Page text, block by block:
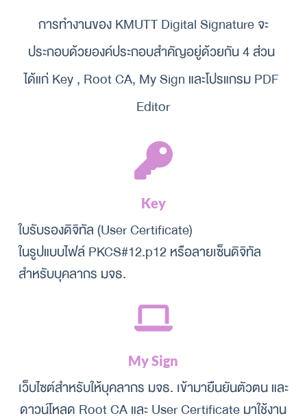
การทำงานของ KMUTT Digital Signature จะ
ประกอบด้วยองค์ประกอบสำคัญอยู่ด้วยกัน 4 ส่วน
ได้แก่ Key , Root CA, My Sign และโปรแกรม PDF
Editor
Key
ใบรับรองดิจิทัล (User Certificate)
ในรูปแบบไฟล์ PKCS#12.p12 หรือลายเซ็นดิจิทัล
สำหรับบุคลากร มจธ.
My Sign
เว็บไซต์สำหรับให้บุคลากร มจธ. เข้ามายืนยันตัวตน และ
ดาวน์โหลด Root CA และ User Certificate มาใช้งาน